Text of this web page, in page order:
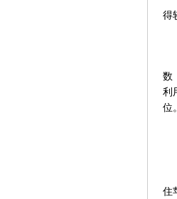
得
数
利
位
住